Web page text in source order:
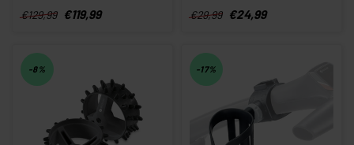
€129,99 €119,99 €29,99 €24,99
-8% -17%